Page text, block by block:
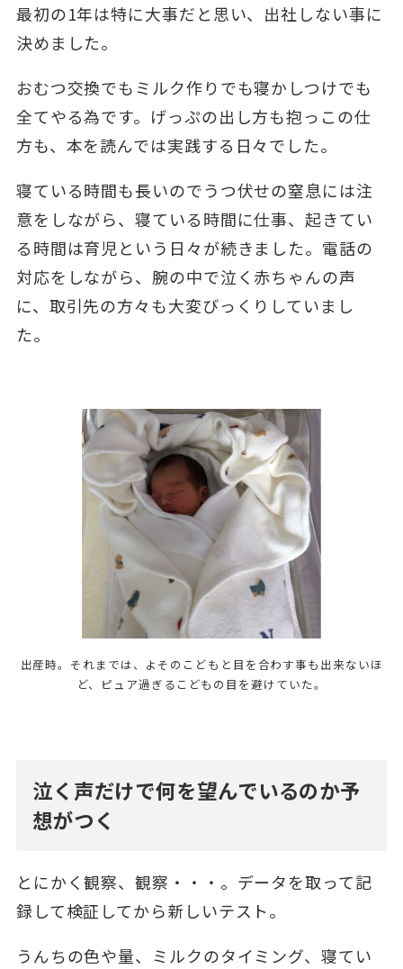
最初の1年は特に大事だと思い、出社しない事に
決めました。
おむつ交換でもミルク作りでも寝かしつけでも
全てやる為です。げっぷの出し方も抱っこの仕
方も、本を読んでは実践する日々でした。
寝ている時間も長いのでうつ伏せの窒息には注
意をしながら、寝ている時間に仕事、起きてい
る時間は育児という日々が続きました。電話の
対応をしながら、腕の中で泣く赤ちゃんの声
に、取引先の方々も大変びっくりしていまし
た。
出産時。それまでは、よそのこどもと目を合わす事も出来ないほ
ど、ピュア過ぎるこどもの目を避けていた。
泣く声だけで何を望んでいるのか予
想がつく
とにかく観察、観察・・・。データを取って記
録して検証してから新しいテスト。
うんちの色や量、ミルクのタイミング、寝てい